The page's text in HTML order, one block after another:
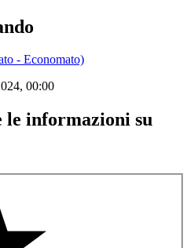
- Economato)
00:00
le informazioni su